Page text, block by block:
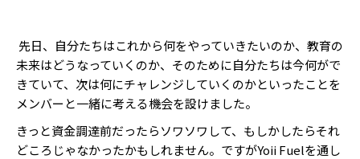
先日、自分たちはこれから何をやっていきたいのか、教育の
未来はどうなっていくのか、そのために自分たちは今何がで
きていて、次は何にチャレンジしていくのかといったことを
メンバーと一緒に考える機会を設けました。
きっと資金調達前だったらソワソワして、もしかしたらそれ
どころじゃなかったかもしれません。ですがYoii Fuelを通し